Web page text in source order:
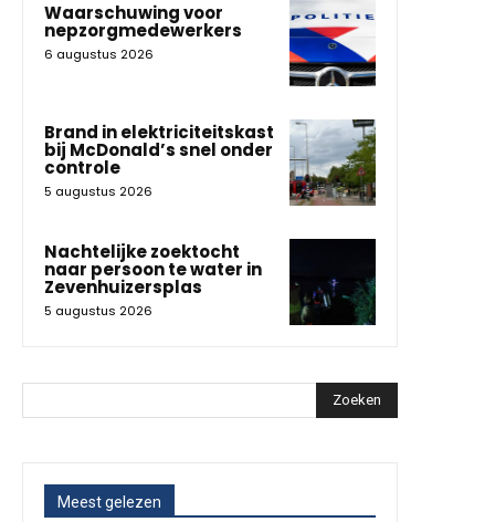
Waarschuwing voor
nepzorgmedewerkers
6 augustus 2026
Brand in elektriciteitskast
bij McDonald’s snel onder
controle
5 augustus 2026
Nachtelijke zoektocht
naar persoon te water in
Zevenhuizersplas
5 augustus 2026
Zoeken
Meest gelezen